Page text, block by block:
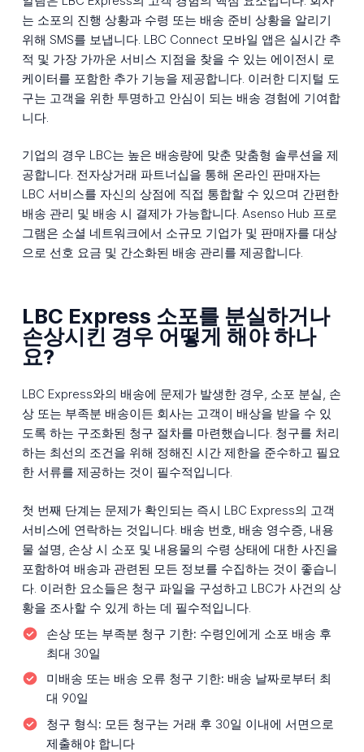
는 소포의 진행 상황과 수령 또는 배송 준비 상황을 알리기
위해 SMS를 보냅니다. LBC Connect 모바일 앱은 실시간 추
적 및 가장 가까운 서비스 지점을 찾을 수 있는 에이전시 로
케이터를 포함한 추가 기능을 제공합니다. 이러한 디지털 도
구는 고객을 위한 투명하고 안심이 되는 배송 경험에 기여합
니다.
기업의 경우 LBC는 높은 배송량에 맞춘 맞춤형 솔루션을 제
공합니다. 전자상거래 파트너십을 통해 온라인 판매자는
LBC 서비스를 자신의 상점에 직접 통합할 수 있으며 간편한
배송 관리 및 배송 시 결제가 가능합니다. Asenso Hub 프로
그램은 소셜 네트워크에서 소규모 기업가 및 판매자를 대상
으로 선호 요금 및 간소화된 배송 관리를 제공합니다.
LBC Express 소포를 분실하거나
손상시킨 경우 어떻게 해야 하나
요?
LBC Express와의 배송에 문제가 발생한 경우, 소포 분실, 손
상 또는 부족분 배송이든 회사는 고객이 배상을 받을 수 있
도록 하는 구조화된 청구 절차를 마련했습니다. 청구를 처리
하는 최선의 조건을 위해 정해진 시간 제한을 준수하고 필요
한 서류를 제공하는 것이 필수적입니다.
첫 번째 단계는 문제가 확인되는 즉시 LBC Express의 고객
서비스에 연락하는 것입니다. 배송 번호, 배송 영수증, 내용
물 설명, 손상 시 소포 및 내용물의 수령 상태에 대한 사진을
포함하여 배송과 관련된 모든 정보를 수집하는 것이 좋습니
다. 이러한 요소들은 청구 파일을 구성하고 LBC가 사건의 상
황을 조사할 수 있게 하는 데 필수적입니다.
손상 또는 부족분 청구 기한: 수령인에게 소포 배송 후
최대 30일
미배송 또는 배송 오류 청구 기한: 배송 날짜로부터 최
대 90일
청구 형식: 모든 청구는 거래 후 30일 이내에 서면으로
제출해야 합니다